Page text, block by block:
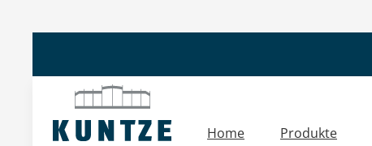
Home Produkte